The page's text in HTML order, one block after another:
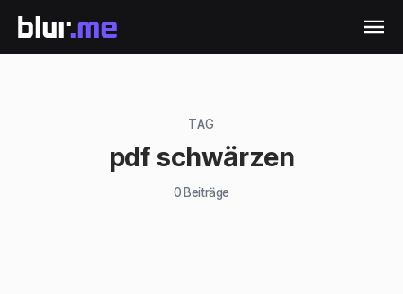
TAG
pdf schwärzen
0 Beiträge